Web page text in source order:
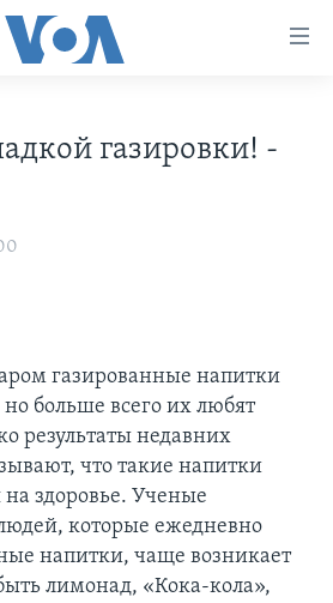
ПУТЕШЕСТВИЕ
ИСТОРИЯ
газировки! -
газированные напитки
больше всего их любят
результаты недавних
что такие напитки
здоровье. Ученые
которые ежедневно
напитки, чаще возникает
лимонад, «Кока-кола»,